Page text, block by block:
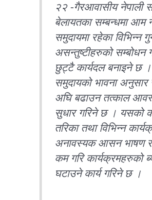
२२ -गैरआवासीय नेपाली
बेलायतका सम्बन्धमा आम
समुदायमा रहेका विभिन्न
असन्तुष्टीहरुको सम्बोधन
छुट्टै कार्यदल बनाइने छ ।
समुदायको भावना अनुसार
अघि बढाउन तत्काल
सुधार गरिने छ । यसको
तरिका तथा विभिन्न
अनावस्यक आसन भाषण
कम गरि कार्यक्रमहरुको
घटाउने कार्य गरिने छ ।